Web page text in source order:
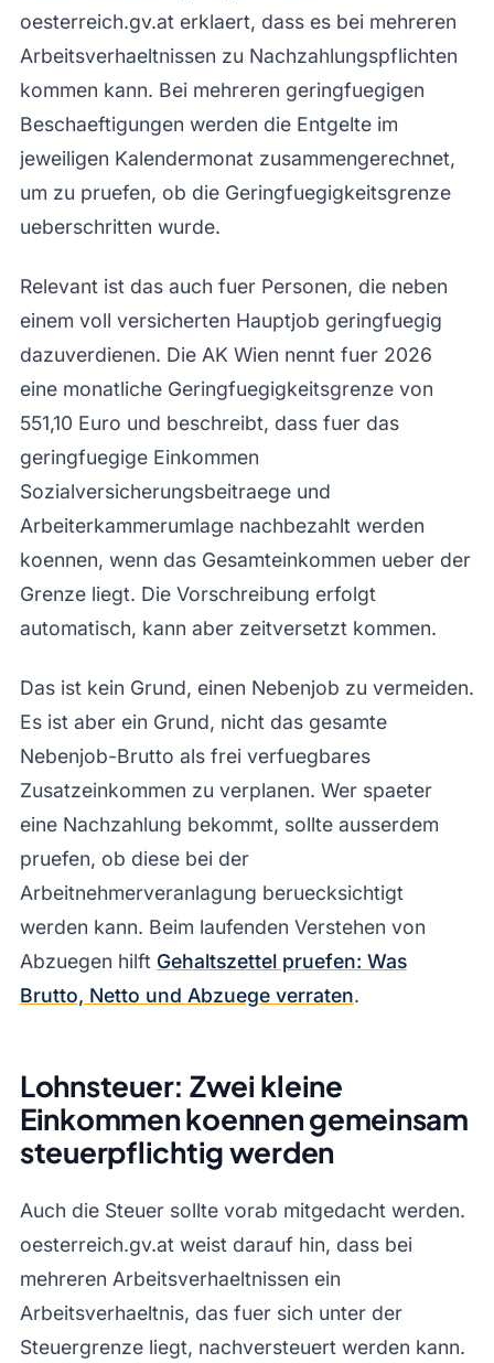
oesterreich.gv.at erklaert, dass es bei mehreren
Arbeitsverhaeltnissen zu Nachzahlungspflichten
kommen kann. Bei mehreren geringfuegigen
Beschaeftigungen werden die Entgelte im
jeweiligen Kalendermonat zusammengerechnet,
um zu pruefen, ob die Geringfuegigkeitsgrenze
ueberschritten wurde.
Relevant ist das auch fuer Personen, die neben
einem voll versicherten Hauptjob geringfuegig
dazuverdienen. Die AK Wien nennt fuer 2026
eine monatliche Geringfuegigkeitsgrenze von
551,10 Euro und beschreibt, dass fuer das
geringfuegige Einkommen
Sozialversicherungsbeitraege und
Arbeiterkammerumlage nachbezahlt werden
koennen, wenn das Gesamteinkommen ueber der
Grenze liegt. Die Vorschreibung erfolgt
automatisch, kann aber zeitversetzt kommen.
Das ist kein Grund, einen Nebenjob zu vermeiden.
Es ist aber ein Grund, nicht das gesamte
Nebenjob-Brutto als frei verfuegbares
Zusatzeinkommen zu verplanen. Wer spaeter
eine Nachzahlung bekommt, sollte ausserdem
pruefen, ob diese bei der
Arbeitnehmerveranlagung beruecksichtigt
werden kann. Beim laufenden Verstehen von
Abzuegen hilft Gehaltszettel pruefen: Was
Brutto, Netto und Abzuege verraten.
Lohnsteuer: Zwei kleine
Einkommen koennen gemeinsam
steuerpflichtig werden
Auch die Steuer sollte vorab mitgedacht werden.
oesterreich.gv.at weist darauf hin, dass bei
mehreren Arbeitsverhaeltnissen ein
Arbeitsverhaeltnis, das fuer sich unter der
Steuergrenze liegt, nachversteuert werden kann.